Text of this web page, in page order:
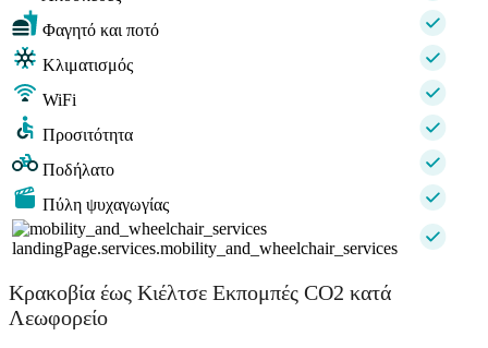
Φαγητό και ποτό
Κλιματισμός
WiFi
Προσιτότητα
Ποδήλατο
Πύλη ψυχαγωγίας
landingPage.services.mobility_and_wheelchair_services
Κρακοβία έως Κιέλτσε Εκπομπές CO2 κατά
Λεωφορείο